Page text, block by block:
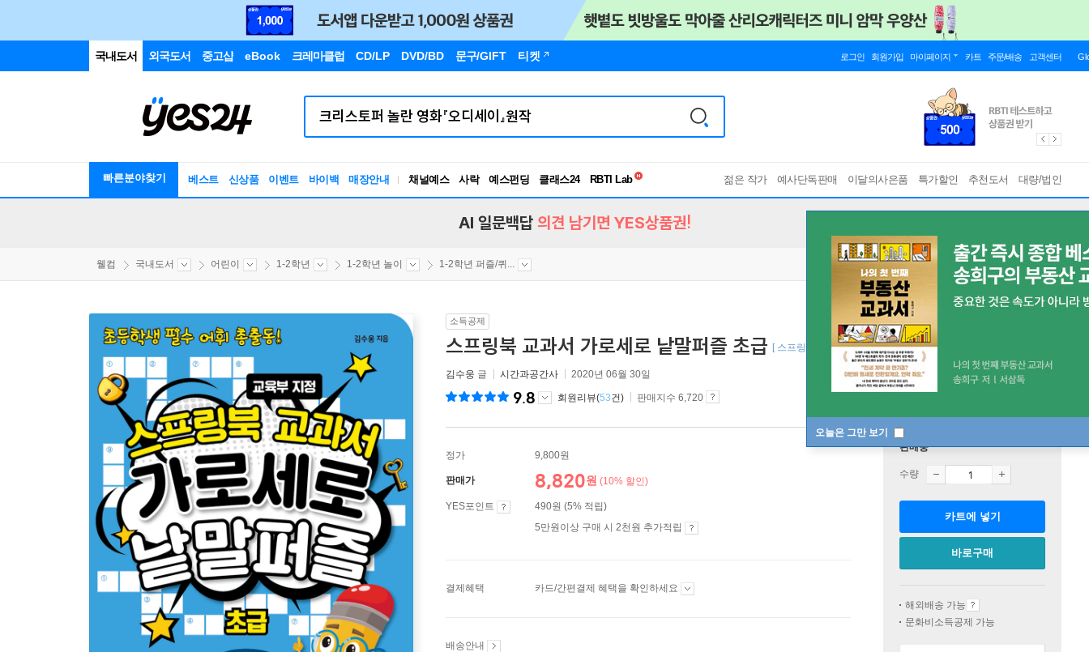
국내도서 외국도서 중고샵 eBook 크레마클럽 CD/LP DVD/BD 문구/GIFT 티켓 로그인 회원가입 마이페이지 카트 주문/배송 고객센터
빠른분야찾기 베스트 신상품 이벤트 바이백 매장안내 채널예스 사락 예스펀딩 클래스24
독서유형검사
젊은 작가 예사단독판매 이달의사은품 특가할인 추천도서 대량/법인
오늘은 그만 보기
AI 일문백답 의견 남기면 YES상품권!
웰컴 국내도서 어린이 1-2학년 1-2학년 놀이 1-2학년 퍼즐/퀴...
소득공제
스프링북 교과서 가로세로 낱말퍼즐 초급 [ 스프링북 ]
김수웅 글 시간과공간사 2020년 06월 30일
9.8 회원리뷰(53건) 판매지수 6,720
정가 9,800원
판매가 8,820원 (10% 할인)
YES포인트
490원 (5% 적립)
5만원이상 구매 시 2천원 추가적립
결제혜택 카드/간편결제 혜택을 확인하세요
배송안내
판매중
수량
카트에 넣기
바로구매
해외배송 가능
문화비소득공제 가능